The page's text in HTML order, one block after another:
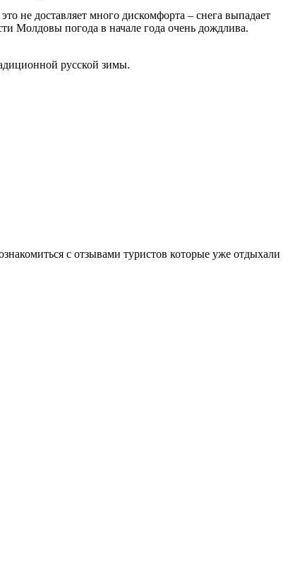
не доставляет много дискомфорта – снега выпадает
Молдовы погода в начале года очень дождлива.
русской зимы.
с отзывами туристов которые уже отдыхали